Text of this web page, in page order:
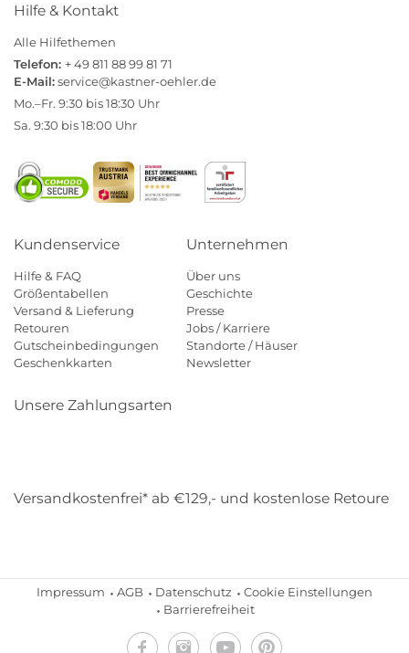
Hilfe & Kontakt
Alle Hilfethemen
Telefon: + 49 811 88 99 81 71
E-Mail:service@kastner-oehler.de
Mo.–Fr. 9:30 bis 18:30 Uhr
Sa. 9:30 bis 18:00 Uhr
Kundenservice
Hilfe & FAQ
Größentabellen
Versand & Lieferung
Retouren
Gutscheinbedingungen
Geschenkkarten
Unternehmen
Über uns
Geschichte
Presse
Jobs / Karriere
Standorte / Häuser
Newsletter
Unsere Zahlungsarten
Versandkostenfrei* ab €129,- und kostenlose Retoure
Impressum AGB Datenschutz
Cookie Einstellungen
Barrierefreiheit